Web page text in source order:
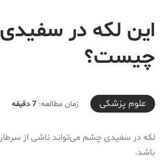
این لکه در
چیست؟
2021-06-24T18:18:43+04:30
علوم پزشكی زمان مطالعه: 7 دقیقه
لکه در سفیدی چشم می‌تواند ناشی از
باشد.